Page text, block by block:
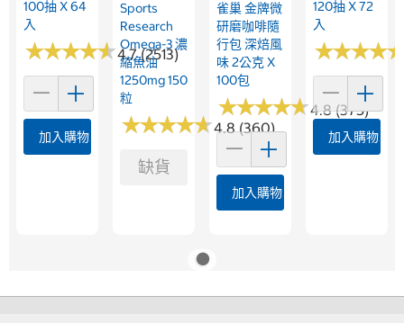
100抽 X 64
入
★★★★★
★★★★★4.7 (2513)
加入購物車
Sports
Research
Omega-3 濃
縮魚油
1250mg 150
粒
★★★★★
★★★★★4.8 (360)
缺貨
雀巢 金牌微
研磨咖啡隨
行包 深焙風
味 2公克 X
100包
★★★★★
★★★★★4.8 (375)
加入購物車
120抽 X 72
入
★★★★
★★★★
加入購物車